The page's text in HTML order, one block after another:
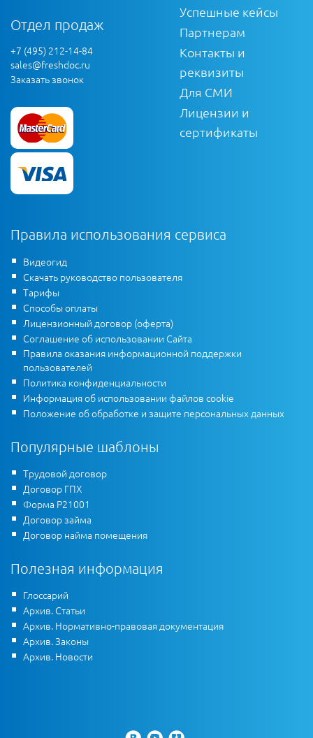
Отдел продаж
+7 (495) 212-14-84
sales@freshdoc.ru
Заказать звонок
Успешные кейсы
Партнерам
Контакты и
реквизиты
Для СМИ
Лицензии и
сертификаты
Правила использования сервиса
Видеогид
Скачать руководство пользователя
Тарифы
Способы оплаты
Лицензионный договор (оферта)
Соглашение об использовании Сайта
Правила оказания информационной поддержки
пользователей
Политика конфиденциальности
Информация об использовании файлов cookie
Положение об обработке и защите персональных данных
Популярные шаблоны
Трудовой договор
Договор ГПХ
Форма Р21001
Договор займа
Договор найма помещения
Полезная информация
Глоссарий
Архив. Статьи
Архив. Нормативно-правовая документация
Архив. Законы
Архив. Новости